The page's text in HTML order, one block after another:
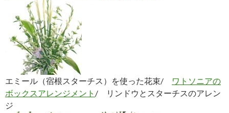
エミール（宿根スターチス）を使った花束/
ワトソニアの
ボックスアレンジメント / リンドウとスターチスのアレン
ジ